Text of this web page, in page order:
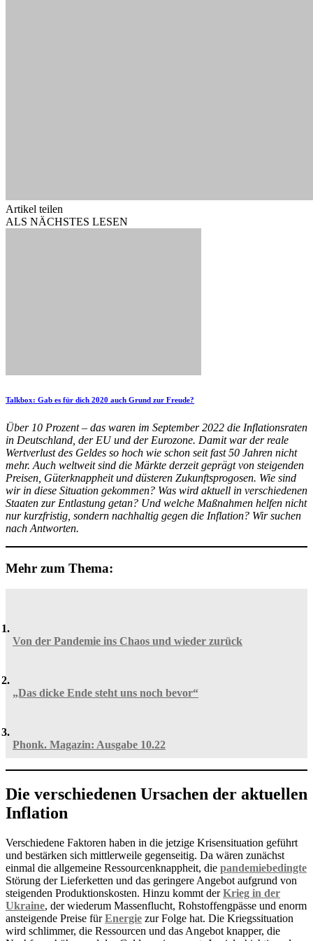
Artikel teilen
ALS NÄCHSTES LESEN
Talkbox: Gab es für dich 2020 auch Grund zur Freude?
Über 10 Prozent – das waren im September 2022 die Inflationsraten
in Deutschland, der EU und der Eurozone. Damit war der reale
Wertverlust des Geldes so hoch wie schon seit fast 50 Jahren nicht
mehr. Auch weltweit sind die Märkte derzeit geprägt von steigenden
Preisen, Güterknappheit und düsteren Zukunftsprogosen. Wie sind
wir in diese Situation gekommen? Was wird aktuell in verschiedenen
Staaten zur Entlastung getan? Und welche Maßnahmen helfen nicht
nur kurzfristig, sondern nachhaltig gegen die Inflation? Wir suchen
nach Antworten.
Mehr zum Thema:
Von der Pandemie ins Chaos und wieder zurück
„Das dicke Ende steht uns noch bevor“
Phonk. Magazin: Ausgabe 10.22
Die verschiedenen Ursachen der aktuellen
Inflation
Verschiedene Faktoren haben in die jetzige Krisensituation geführt
und bestärken sich mittlerweile gegenseitig. Da wären zunächst
einmal die allgemeine Ressourcenknappheit, die pandemiebedingte
Störung der Lieferketten und das geringere Angebot aufgrund von
steigenden Produktionskosten. Hinzu kommt derKrieg in der
Ukraine, der wiederum Massenflucht, Rohstoffengpässe und enorm
ansteigende Preise fürEnergie zur Folge hat. Die Kriegssituation
wird schlimmer, die Ressourcen und das Angebot knapper, die